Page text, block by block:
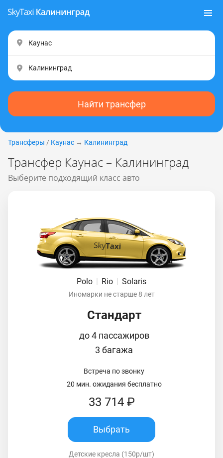
Найти трансфер
Трансферы / Каунас → Калининград
Трансфер Каунас – Калининград
Выберите подходящий класс авто
Polo | Rio | Solaris
Иномарки не старше 8 лет
Стандарт
до 4 пассажиров
3 багажа
Встреча по звонку
20 мин. ожидания бесплатно
33 714 ₽
Выбрать
Детские кресла (150р/шт)